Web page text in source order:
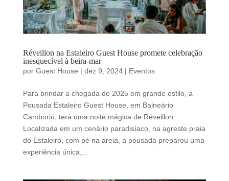
Réveillon na Estaleiro Guest House promete celebração
inesquecível à beira-mar
por Guest House | dez 9, 2024| Eventos
Para brindar a chegada de 2025 em grande estilo, a
Pousada Estaleiro Guest House, em Balneário
Camboriú, terá uma noite mágica de Réveillon.
Localizada em um cenário paradisíaco, na agreste praia
do Estaleiro, com pé na areia, a pousada preparou uma
experiência única,...